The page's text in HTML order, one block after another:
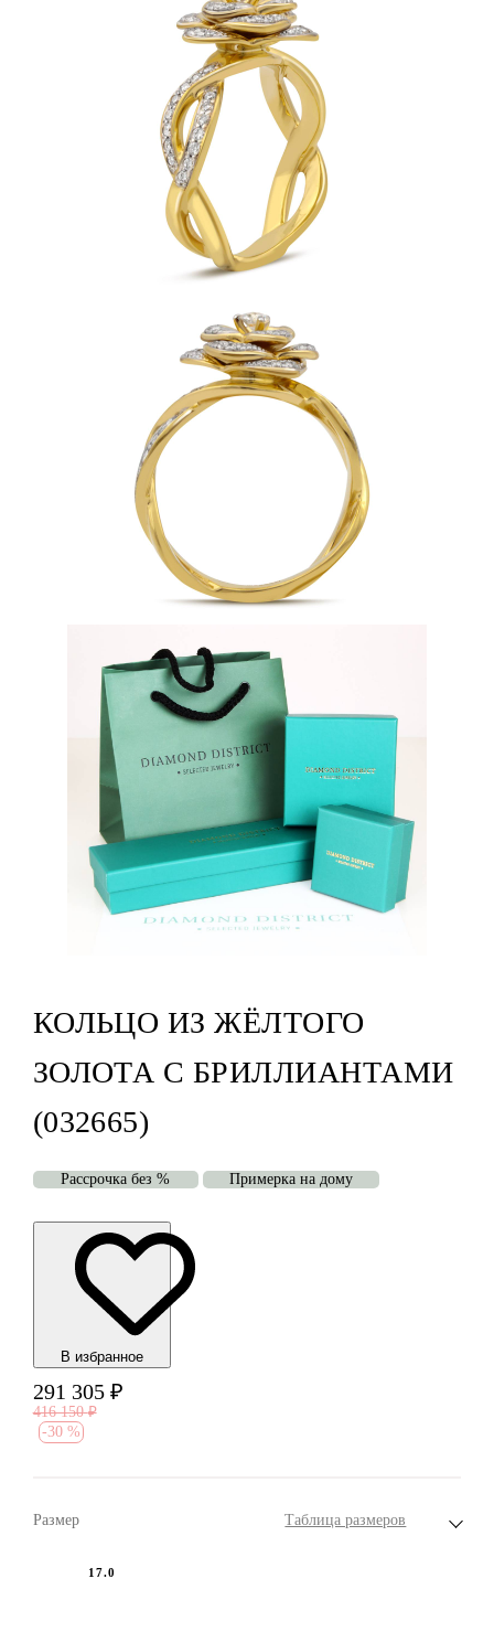
КОЛЬЦО ИЗ ЖЁЛТОГО
ЗОЛОТА С БРИЛЛИАНТАМИ
(032665)
Рассрочка без % Примерка на дому
В избранноe
291 305 ₽
416 150 ₽
-30 %
Размер Таблица размеров
17.0